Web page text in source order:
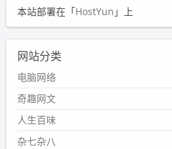
本站部署在「HostYun 」上
网站分类
电脑网络
奇趣网文
人生百味
杂七杂八